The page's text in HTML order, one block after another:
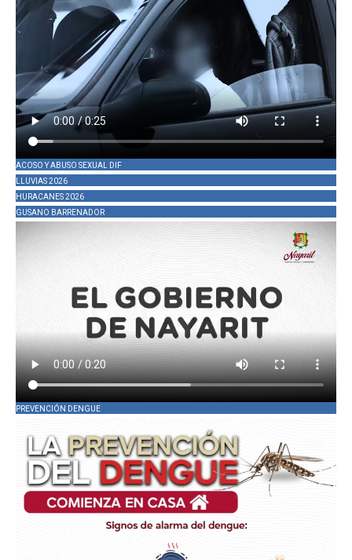
ACOSO Y ABUSO SEXUAL DIF
LLUVIAS 2026
HURACANES 2026
GUSANO BARRENADOR
PREVENCIÓN DENGUE